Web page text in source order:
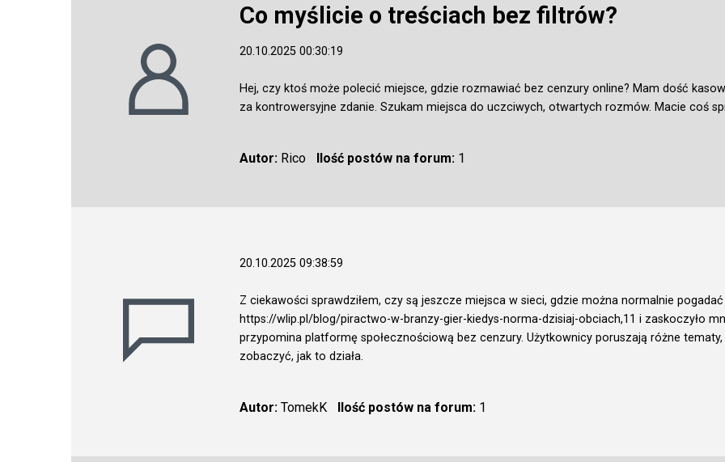
Co myślicie o treściach bez filtrów?
20.10.2025 00:30:19
Hej, czy ktoś może polecić miejsce, gdzie rozmawiać bez cenzury online? Mam dość
za kontrowersyjne zdanie. Szukam miejsca do uczciwych, otwartych rozmów. Macie coś
Autor: Rico Ilość postów na forum:1
20.10.2025 09:38:59
Z ciekawości sprawdziłem, czy są jeszcze miejsca w sieci, gdzie można normalnie
https://wlip.pl/blog/piractwo-w-branzy-gier-kiedys-norma-dzisiaj-obciach,11 i zaskoczyło
przypomina platformę społecznościową bez cenzury. Użytkownicy poruszają różne
zobaczyć, jak to działa.
Autor: TomekK Ilość postów na forum:1